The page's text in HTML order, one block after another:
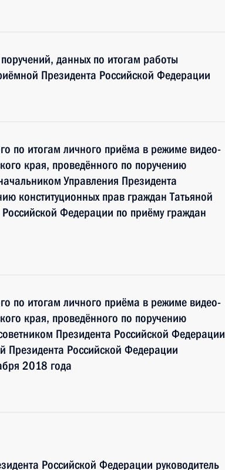
данных по итогам работы
Президента Российской Федерации
по итогам личного приёма в режиме видео-
края, проведённого по поручению
Управления Президента
конституционных прав граждан Татьяной
Федерации по приёму граждан
по итогам личного приёма в режиме видео-
края, проведённого по поручению
Президента Российской Федерации
Президента Российской Федерации
2018 года
Российской Федерации руководитель